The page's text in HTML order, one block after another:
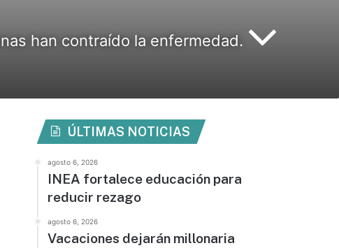
han contraído la enfermedad.
ÚLTIMAS NOTICIAS
agosto 6, 2026
INEA fortalece educación para
reducir rezago
agosto 6, 2026
Vacaciones dejarán millonaria